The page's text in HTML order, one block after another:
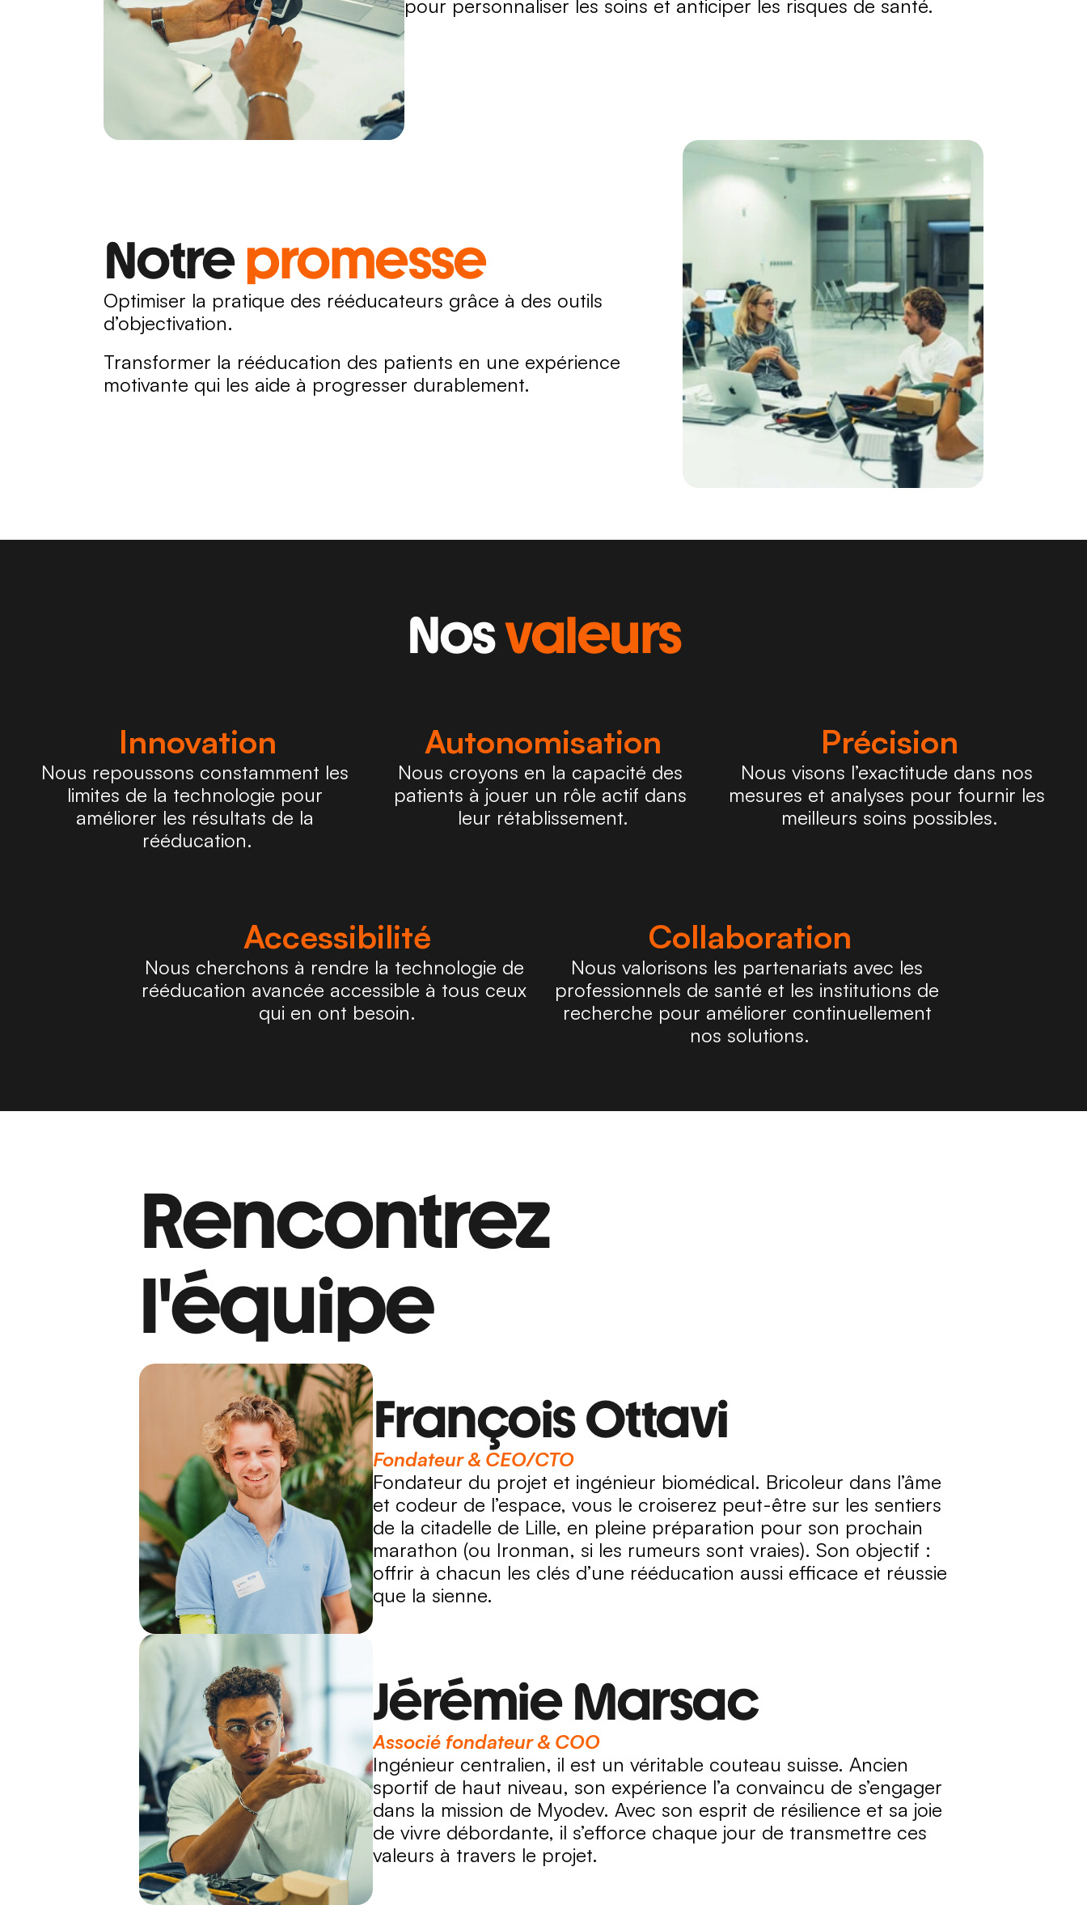
pour personnaliser les soins et anticiper les risques de santé.
Notre promesse
Optimiser la pratique des rééducateurs grâce à des outils
d’objectivation.
Transformer la rééducation des patients en une expérience
motivante qui les aide à progresser durablement.
Nos valeurs
Innovation
Nous repoussons constamment les
limites de la technologie pour
améliorer les résultats de la
rééducation.
Autonomisation
Nous croyons en la capacité des
patients à jouer un rôle actif dans
leur rétablissement.
Précision
Nous visons l’exactitude dans nos
mesures et analyses pour fournir les
meilleurs soins possibles.
Accessibilité
Nous cherchons à rendre la technologie de
rééducation avancée accessible à tous ceux
qui en ont besoin.
Collaboration
Nous valorisons les partenariats avec les
professionnels de santé et les institutions de
recherche pour améliorer continuellement
nos solutions.
Rencontrez
l'équipe
François Ottavi
Fondateur & CEO/CTO
Fondateur du projet et ingénieur biomédical. Bricoleur dans l’âme
et codeur de l’espace, vous le croiserez peut-être sur les sentiers
de la citadelle de Lille, en pleine préparation pour son prochain
marathon (ou Ironman, si les rumeurs sont vraies). Son objectif :
offrir à chacun les clés d’une rééducation aussi efficace et réussie
que la sienne.
Jérémie Marsac
Associé fondateur & COO
Ingénieur centralien, il est un véritable couteau suisse. Ancien
sportif de haut niveau, son expérience l’a convaincu de s’engager
dans la mission de Myodev. Avec son esprit de résilience et sa joie
de vivre débordante, il s’efforce chaque jour de transmettre ces
valeurs à travers le projet.